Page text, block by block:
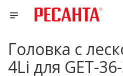
Головка с
4Li для GET-